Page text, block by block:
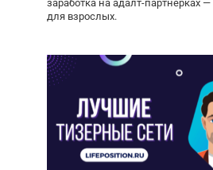
заработка на адалт-партнерках
для взрослых.